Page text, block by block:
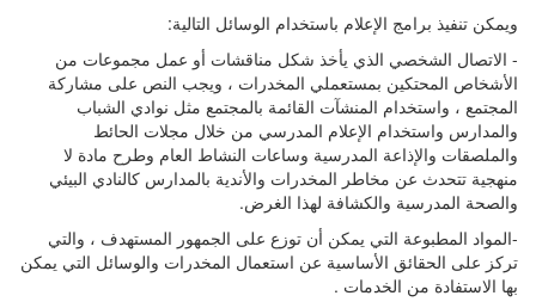
ويمكن تنفيذ برامج الإعلام باستخدام الوسائل التالية:
- الاتصال الشخصي الذي يأخذ شكل مناقشات أو عمل مجموعات من
الأشخاص المحتكين بمستعملي المخدرات ، ويجب النص على مشاركة
المجتمع ، واستخدام المنشآت القائمة بالمجتمع مثل نوادي الشباب
والمدارس واستخدام الإعلام المدرسي من خلال مجلات الحائط
والملصقات والإذاعة المدرسية وساعات النشاط العام وطرح مادة لا
منهجية تتحدث عن مخاطر المخدرات والأندية بالمدارس كالنادي البيئي
والصحة المدرسية والكشافة لهذا الغرض.
-المواد المطبوعة التي يمكن أن توزع على الجمهور المستهدف ، والتي
تركز على الحقائق الأساسية عن استعمال المخدرات والوسائل التي يمكن
بها الاستفادة من الخدمات .